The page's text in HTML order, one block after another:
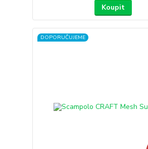
Koupit
DOPORUČUJEME